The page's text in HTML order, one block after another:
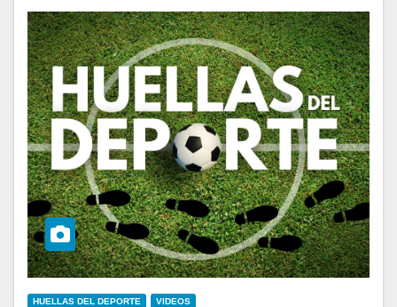
HUELLAS DEL DEPORTE VIDEOS